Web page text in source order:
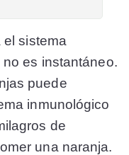
el sistema
es instantáneo.
puede
inmunológico
de
una naranja.